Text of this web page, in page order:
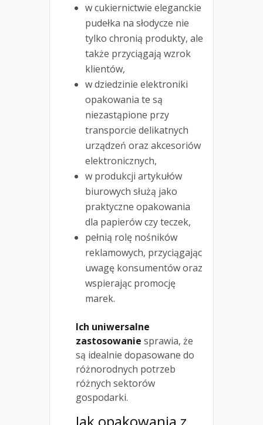
w cukiernictwie eleganckie
pudełka na słodycze nie
tylko chronią produkty, ale
także przyciągają wzrok
klientów,
w dziedzinie elektroniki
opakowania te są
niezastąpione przy
transporcie delikatnych
urządzeń oraz akcesoriów
elektronicznych,
w produkcji artykułów
biurowych służą jako
praktyczne opakowania
dla papierów czy teczek,
pełnią rolę nośników
reklamowych, przyciągając
uwagę konsumentów oraz
wspierając promocję
marek.
Ich uniwersalne
zastosowanie sprawia, że
są idealnie dopasowane do
różnorodnych potrzeb
różnych sektorów
gospodarki.
Jak opakowania z